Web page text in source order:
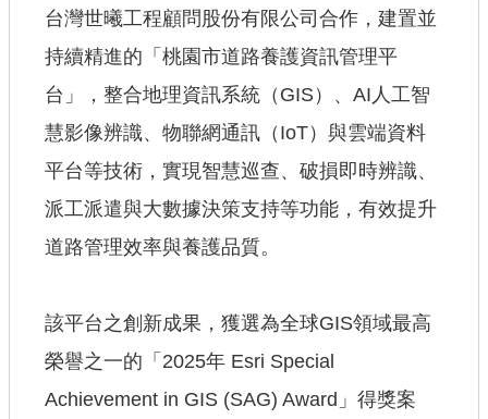
回首頁
網站導覽
市政信箱
桃園市政府
隱私權政策
政府網站資料開放宣告
台灣世曦工程顧問股份有限公司合作，建置並
持續精進的「桃園市道路養護資訊管理平
台」，整合地理資訊系統（GIS）、AI人工智
慧影像辨識、物聯網通訊（IoT）與雲端資料
平台等技術，實現智慧巡查、破損即時辨識、
派工派遣與大數據決策支持等功能，有效提升
道路管理效率與養護品質。
該平台之創新成果，獲選為全球GIS領域最高
榮譽之一的「2025年 Esri Special
Achievement in GIS (SAG) Award」得獎案